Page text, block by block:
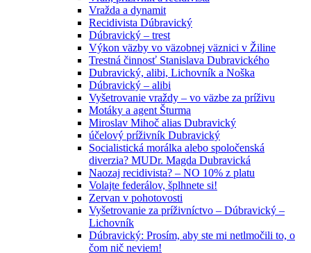
Vražda a dynamit
Recidivista Dúbravický
Dúbravický – trest
Výkon väzby vo väzobnej väznici v Žiline
Trestná činnosť Stanislava Dubravického
Dubravický, alibi, Lichovník a Noška
Dúbravický – alibi
Vyšetrovanie vraždy – vo väzbe za príživu
Motáky a agent Šturma
Miroslav Mihoč alias Dubravický
účelový príživník Dubravický
Socialistická morálka alebo spoločenská
diverzia? MUDr. Magda Dubravická
Naozaj recidivista? – NO 10% z platu
Volajte federálov, šplhnete si!
Zervan v pohotovosti
Vyšetrovanie za príživníctvo – Dúbravický –
Lichovník
Dúbravický: Prosím, aby ste mi netlmočili to, o
čom nič neviem!